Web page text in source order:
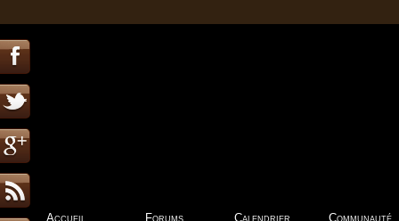
Accueil Forums Calendrier Communauté